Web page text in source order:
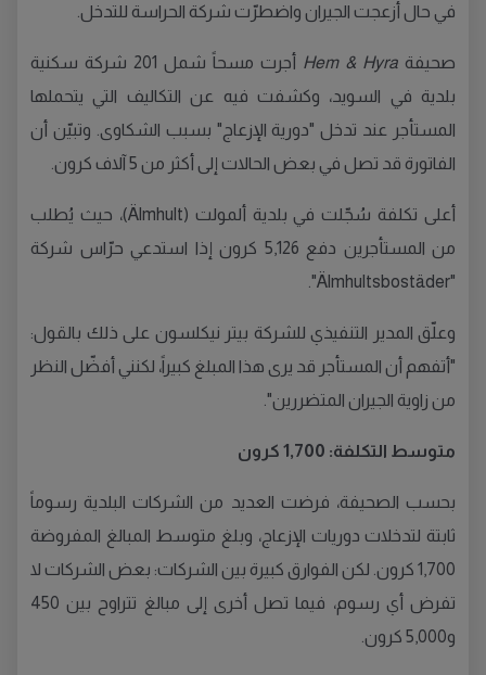
في حال أزعجت الجيران واضطرّت شركة الحراسة للتدخل.
صحيفة Hem & Hyra
أجرت مسحاً شمل 201 شركة سكنية
بلدية في السويد، وكشفت فيه عن التكاليف التي يتحملها
المستأجر عند تدخل "دورية الإزعاج" بسبب الشكاوى. وتبيّن أن
الفاتورة قد تصل في بعض الحالات إلى أكثر من 5 آلاف كرون.
أعلى تكلفة سُجّلت في بلدية ألمولت (Älmhult)، حيث يُطلب
من المستأجرين دفع 5,126 كرون إذا استدعي حرّاس شركة
"Älmhultsbostäder".
وعلّق المدير التنفيذي للشركة بيتر نيكلسون على ذلك بالقول:
"أتفهم أن المستأجر قد يرى هذا المبلغ كبيراً، لكنني أفضّل النظر
من زاوية الجيران المتضررين".
متوسط التكلفة: 1,700 كرون
بحسب الصحيفة، فرضت العديد من الشركات البلدية رسوماً
ثابتة لتدخلات دوريات الإزعاج، وبلغ متوسط المبالغ المفروضة
1,700 كرون. لكن الفوارق كبيرة بين الشركات: بعض الشركات لا
تفرض أي رسوم، فيما تصل أخرى إلى مبالغ تتراوح بين 450
و5,000 كرون.